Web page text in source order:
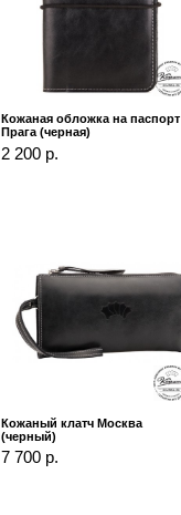
Кожаная обложка на паспорт
Прага (черная)
2 200 р.
Кожаный клатч Москва
(черный)
7 700 р.